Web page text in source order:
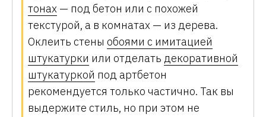
тонах — под бетон или с похожей
текстурой, а в комнатах — из дерева.
Оклеить стены обоями с имитацией
штукатурки или отделать декоративной
штукатуркой под артбетон
рекомендуется только частично. Так вы
выдержите стиль, но при этом не